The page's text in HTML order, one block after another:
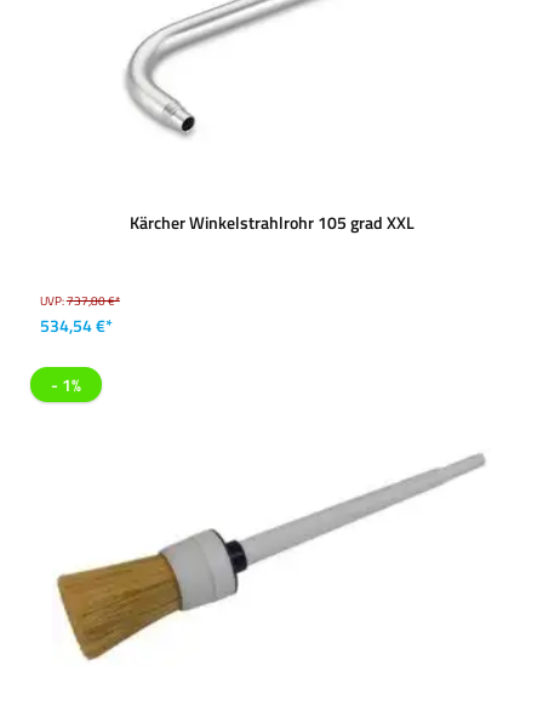
Kärcher Winkelstrahlrohr 105 grad XXL
UVP:737,80 €*
534,54 €*
- 1%